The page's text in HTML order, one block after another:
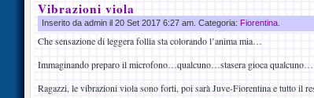
Vibrazioni viola
Inserito da admin il 20 Set 2017 6:27 am. Categoria: Fiorentina
Che sensazione di leggera follia sta colorando l’anima mia…
Immaginando preparo il microfono…qualcuno…stasera gioca qualcuno…
Ragazzi, le vibrazioni viola sono forti, poi sarà Juve-Fiorentina e tutto il